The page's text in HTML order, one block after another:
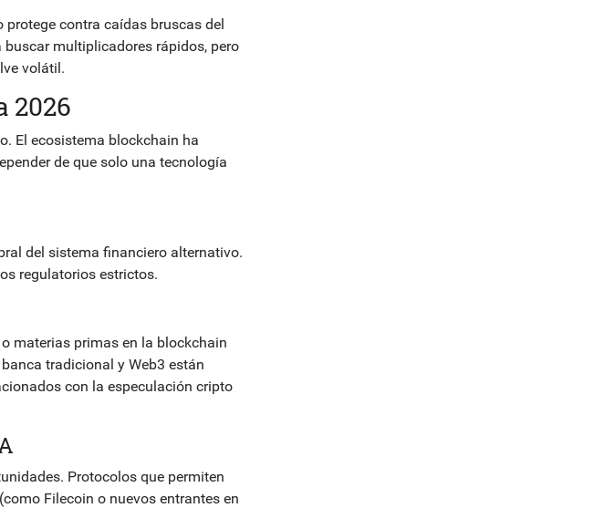
protege contra caídas bruscas del
multiplicadores rápidos, pero
volátil.
2026
El ecosistema blockchain ha
de que solo una tecnología
del sistema financiero alternativo.
regulatorios estrictos.
materias primas en la blockchain
tradicional y Web3 están
con la especulación cripto
Protocolos que permiten
Filecoin o nuevos entrantes en